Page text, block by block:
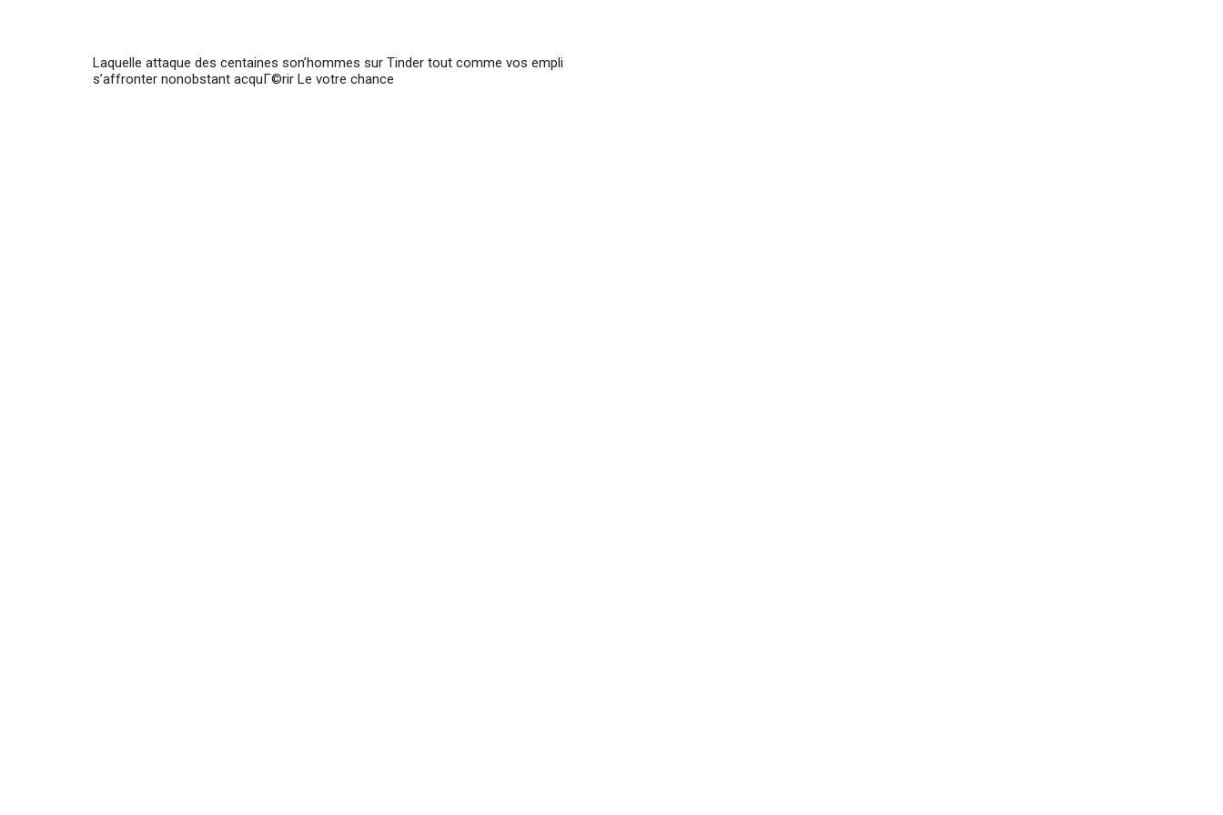
Laquelle attaque des centaines son’hommes sur Tinder tout comme vos empli
s’affronter nonobstant acquГ©rir Le votre chance